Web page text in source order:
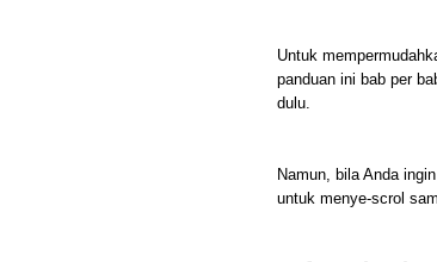
Untuk
panduan ini bab per
dulu.
Namun, bila Anda
untuk menye-scrol